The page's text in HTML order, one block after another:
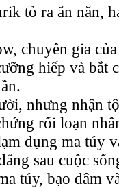
tỏ ra ăn năn,
chuyên gia
hiếp và bắt
nhưng nhận
rối loạn
dụng ma túy
sau cuộc
túy, bạo dâm